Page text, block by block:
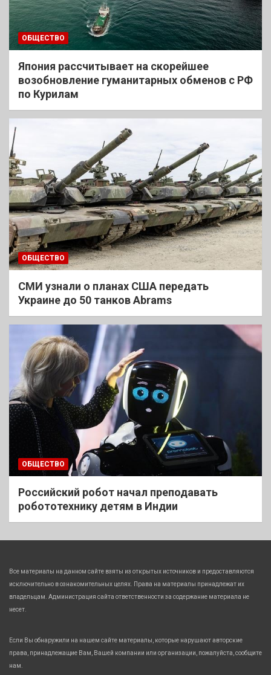
ОБЩЕСТВО
Япония рассчитывает на скорейшее
возобновление гуманитарных обменов с РФ
по Курилам
ОБЩЕСТВО
СМИ узнали о планах США передать
Украине до 50 танков Abrams
ОБЩЕСТВО
Российский робот начал преподавать
робототехнику детям в Индии
Все материалы на данном сайте взяты из открытых источников и предоставляются
исключительно в ознакомительных целях. Права на материалы принадлежат их
владельцам. Администрация сайта ответственности за содержание материала не
несет.
Если Вы обнаружили на нашем сайте материалы, которые нарушают авторские
права, принадлежащие Вам, Вашей компании или организации, пожалуйста, сообщите
нам.